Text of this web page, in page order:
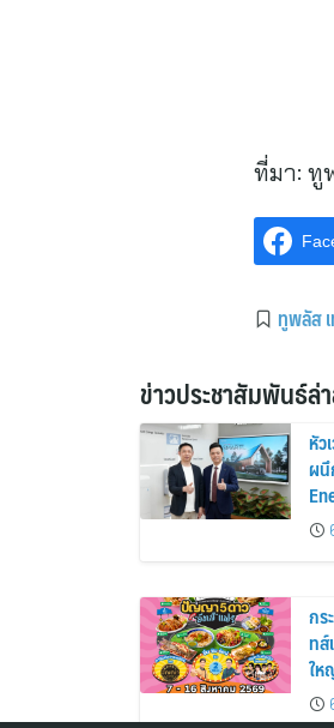
ที่มา: ทู
ทูพลัส
ข่าวประชาสัมพันธ์ล่
หัว
ผนึ
พ
กร
ทส์
ให
10